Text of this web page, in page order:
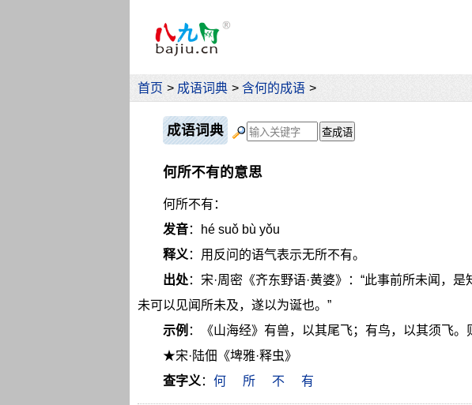
首页 > 成语词典 > 含何的成语 >
成语词典
何所不有的意思
何所不有：
发音：hé suǒ bù yǒu
释义 ：用反问的语气表示无所不有。
出处：宋·周密《齐东野语·黄婆》：“此事前所未闻，
未可以见闻所未及，遂以为诞也。”
示例 ：《山海经》有兽，以其尾飞；有鸟，以其须飞。
★宋·陆佃《埤雅·释虫》
查字义 ： 何 所 不 有